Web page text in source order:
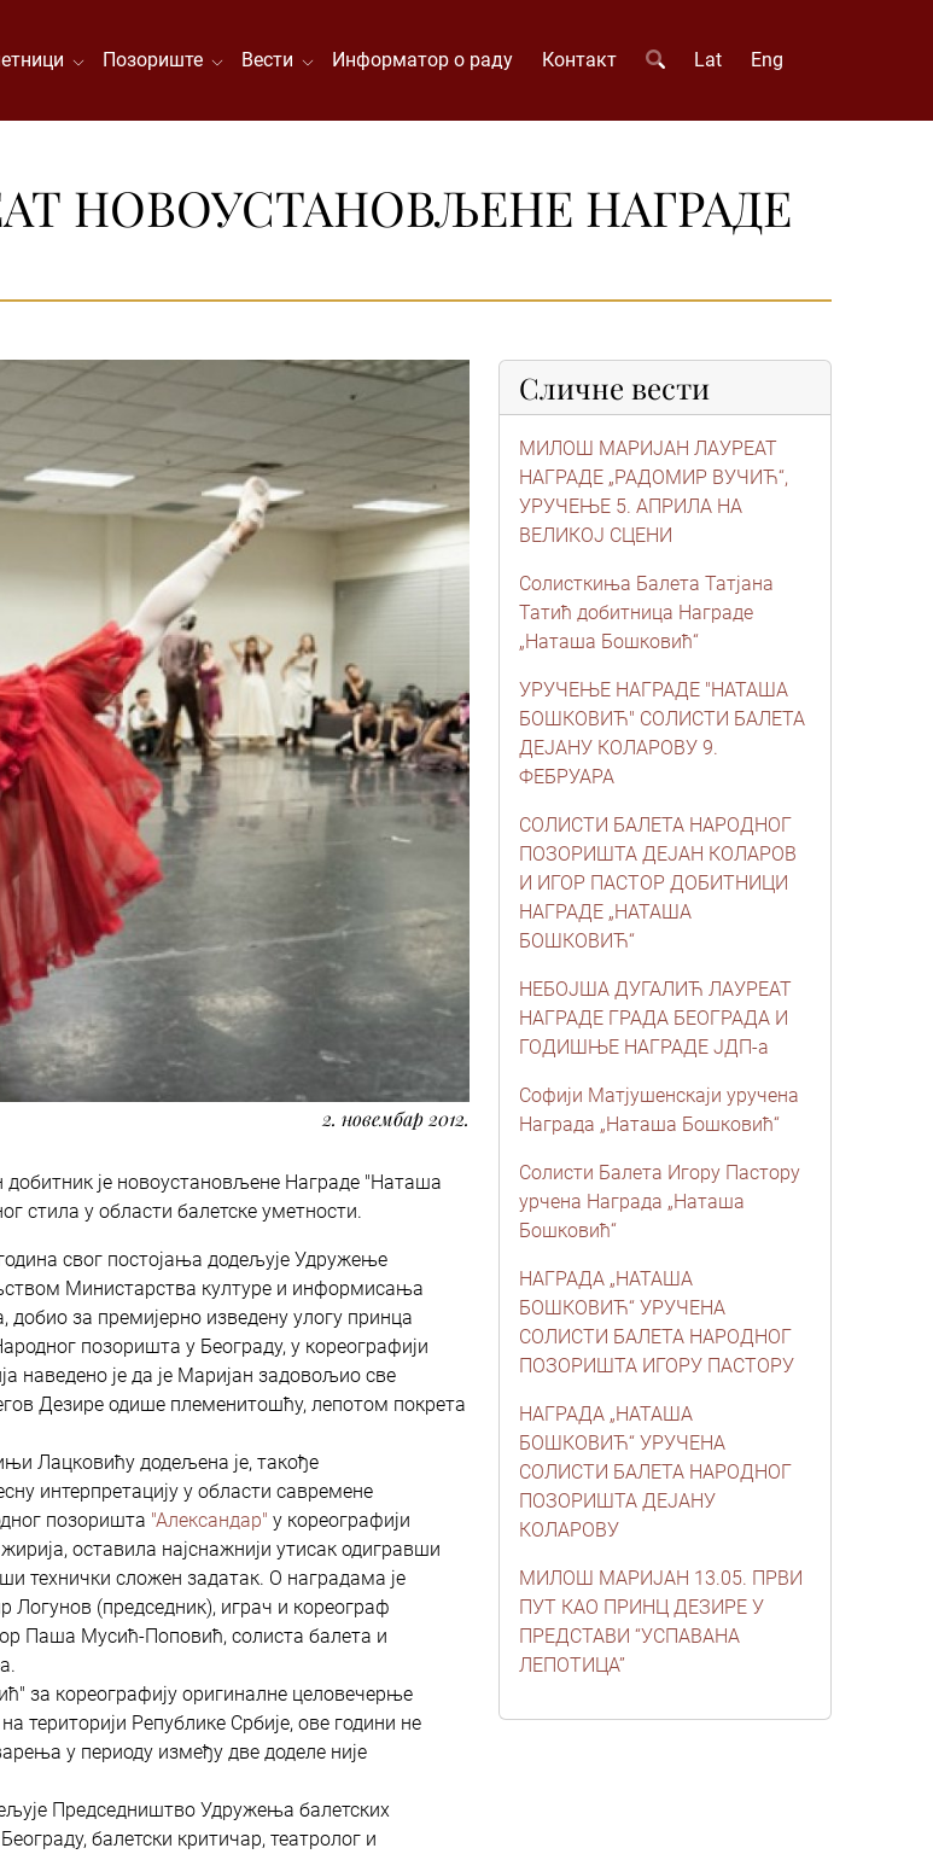
Позориште Вести Информатор о раду Контакт Lat Eng
НОВОУСТАНОВЉЕНЕ НАГРАДЕ
2. новембар 2012.
је новоустановљене Награде "Наташа
стила у области балетске уметности.
свог постојања додељује Удружење
Министарства културе и информисања
добио за премијерно изведену улогу принца
позоришта у Београду, у кореографији
је да је Маријан задовољио све
Дезире одише племенитошћу, лепотом покрета
Лацковићу додељена је, такође
интерпретацију у области савремене
позоришта "Александар" у кореографији
оставила најснажнији утисак одигравши
технички сложен задатак. О наградама је
(председник), играч и кореограф
Паша Мусић-Поповић, солиста балета и
за кореографију оригиналне целовечерње
територији Републике Србије, ове години не
у периоду између две доделе није
Председништво Удружења балетских
балетски критичар, театролог и
Сличне вести
МИЛОШ МАРИЈАН ЛАУРЕАТ
НАГРАДЕ „РАДОМИР ВУЧИЋ“,
УРУЧЕЊЕ 5. АПРИЛА НА
ВЕЛИКОЈ СЦЕНИ
Солисткиња Балета Татјана
Татић добитница Награде
„Наташа Бошковић“
УРУЧЕЊЕ НАГРАДЕ "НАТАША
БОШКОВИЋ" СОЛИСТИ БАЛЕТА
ДЕЈАНУ КОЛАРОВУ 9.
ФЕБРУАРА
СОЛИСТИ БАЛЕТА НАРОДНОГ
ПОЗОРИШТА ДЕЈАН КОЛАРОВ
И ИГОР ПАСТОР ДОБИТНИЦИ
НАГРАДЕ „НАТАША
БОШКОВИЋ“
НЕБОЈША ДУГАЛИЋ ЛАУРЕАТ
НАГРАДЕ ГРАДА БЕОГРАДА И
ГОДИШЊЕ НАГРАДЕ ЈДП-а
Софији Матјушенскаји уручена
Награда „Наташа Бошковић“
Солисти Балета Игору Пастору
урчена Награда „Наташа
Бошковић“
НАГРАДA „НАТАША
БОШКОВИЋ“ УРУЧЕНА
СОЛИСТИ БАЛЕТА НАРОДНОГ
ПОЗОРИШТА ИГОРУ ПАСТОРУ
НАГРАДA „НАТАША
БОШКОВИЋ“ УРУЧЕНА
СОЛИСТИ БАЛЕТА НАРОДНОГ
ПОЗОРИШТА ДЕЈАНУ
КОЛАРОВУ
МИЛОШ МАРИЈАН 13.05. ПРВИ
ПУТ КАО ПРИНЦ ДЕЗИРЕ У
ПРЕДСТАВИ “УСПАВАНА
ЛЕПОТИЦА”